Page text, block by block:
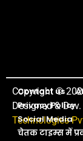
Contact us
Privacy Policy
Social Media
चेतक टाइम्स में
Copyright ©
Designed & Dev.
Technologies